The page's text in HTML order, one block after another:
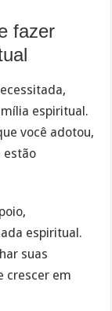
fazer
espiritual.
você adotou,
estão
espiritual.
suas
crescer em